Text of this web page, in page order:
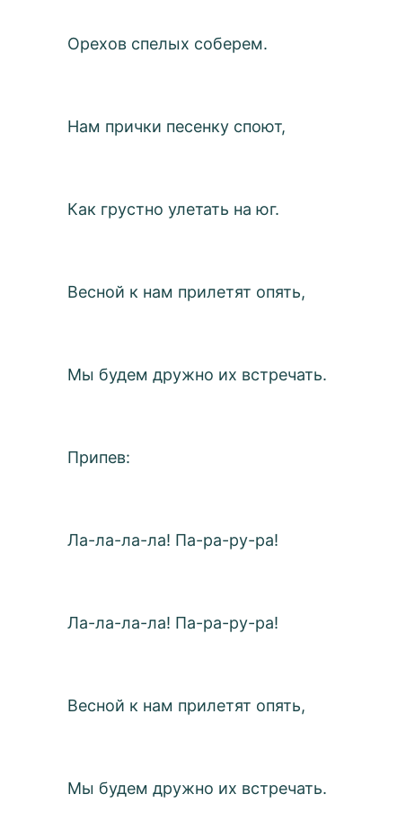
Орехов спелых соберем.
Нам прички песенку споют,
Как грустно улетать на юг.
Весной к нам прилетят опять,
Мы будем дружно их встречать.
Припев:
Ла-ла-ла-ла! Па-ра-ру-ра!
Ла-ла-ла-ла! Па-ра-ру-ра!
Весной к нам прилетят опять,
Мы будем дружно их встречать.